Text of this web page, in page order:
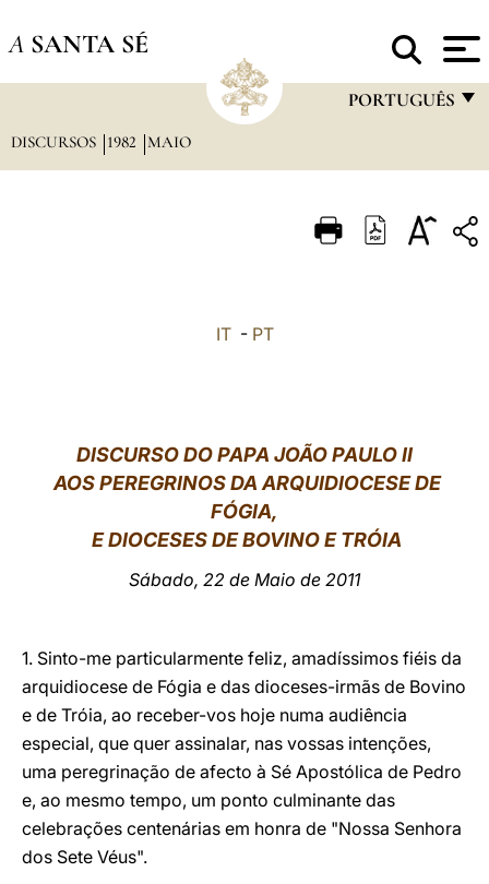
A SANTA SÉ
PORTUGUÊS
ITALIANO
中文
LATINE
DISCURSOS 1982 MAIO
IT- PT
DISCURSO DO PAPA JOÃO PAULO II
AOS PEREGRINOS DA ARQUIDIOCESE DE
FÓGIA,
E DIOCESES DE BOVINO E TRÓIA
Sábado, 22 de Maio de 2011
1. Sinto-me particularmente feliz, amadíssimos fiéis da
arquidiocese de Fógia e das dioceses-irmãs de Bovino
e de Tróia, ao receber-vos hoje numa audiência
especial, que quer assinalar, nas vossas intenções,
uma peregrinação de afecto à Sé Apostólica de Pedro
e, ao mesmo tempo, um ponto culminante das
celebrações centenárias em honra de "Nossa Senhora
dos Sete Véus".